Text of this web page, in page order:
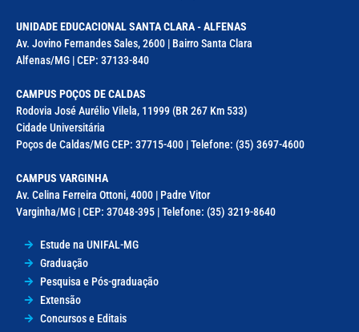
UNIDADE EDUCACIONAL SANTA CLARA - ALFENAS
Av. Jovino Fernandes Sales, 2600 | Bairro Santa Clara
Alfenas/MG | CEP: 37133-840
CAMPUS POÇOS DE CALDAS
Rodovia José Aurélio Vilela, 11999 (BR 267 Km 533)
Cidade Universitária
Poços de Caldas/MG CEP: 37715-400 | Telefone: (35) 3697-4600
CAMPUS VARGINHA
Av. Celina Ferreira Ottoni, 4000 | Padre Vitor
Varginha/MG | CEP: 37048-395 | Telefone: (35) 3219-8640
Estude na UNIFAL-MG
Graduação
Pesquisa e Pós-graduação
Extensão
Concursos e Editais